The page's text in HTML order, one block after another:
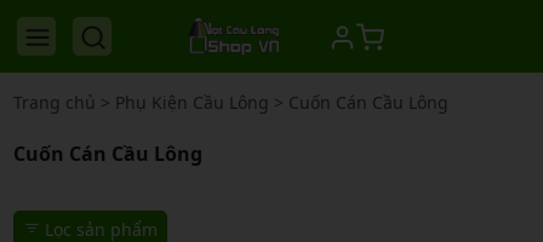
Trang chủ > Phụ Kiện Cầu Lông > Cuốn Cán Cầu Lông
Cuốn Cán Cầu Lông
Lọc sản phẩm